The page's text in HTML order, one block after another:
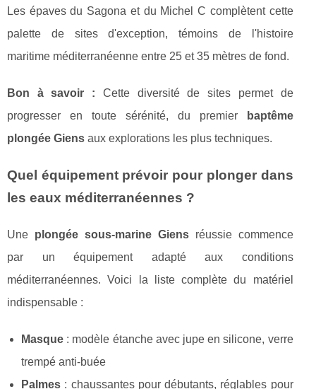
Les épaves du Sagona et du Michel C complètent cette
palette de sites d'exception, témoins de l'histoire
maritime méditerranéenne entre 25 et 35 mètres de fond.
Bon à savoir : Cette diversité de sites permet de
progresser en toute sérénité, du premier
baptême
plongée Giens aux explorations les plus techniques.
Quel équipement prévoir pour plonger dans
les eaux méditerranéennes ?
Une plongée sous-marine Giensréussie commence
par un équipement adapté aux conditions
méditerranéennes. Voici la liste complète du matériel
indispensable :
Masque : modèle étanche avec jupe en silicone, verre
trempé anti-buée
Palmes : chaussantes pour débutants, réglables pour